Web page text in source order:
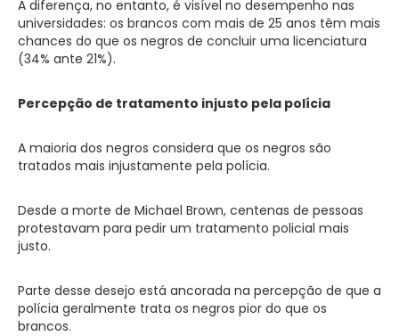
A diferença, no entanto, é visível no desempenho nas
universidades: os brancos com mais de 25 anos têm mais
chances do que os negros de concluir uma licenciatura
(34% ante 21%).
Percepção de tratamento injusto pela polícia
A maioria dos negros considera que os negros são
tratados mais injustamente pela polícia.
Desde a morte de Michael Brown, centenas de pessoas
protestavam para pedir um tratamento policial mais
justo.
Parte desse desejo está ancorada na percepção de que a
polícia geralmente trata os negros pior do que os
brancos.